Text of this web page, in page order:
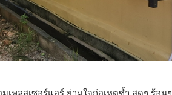
พลสเซอร์แอร์ ย่ามใจก่อเหตุซ้ำ สดๆ ร้อนๆ